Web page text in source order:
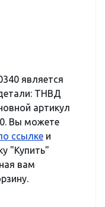
является
ТНВД
артикул
Вы можете
ссылке и
"Купить"
вам